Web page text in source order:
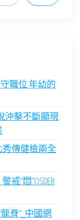
職位 年幼的
沖擊不斷顯現
傳健檢兩全
“悶”OSDER
脊”_中國網